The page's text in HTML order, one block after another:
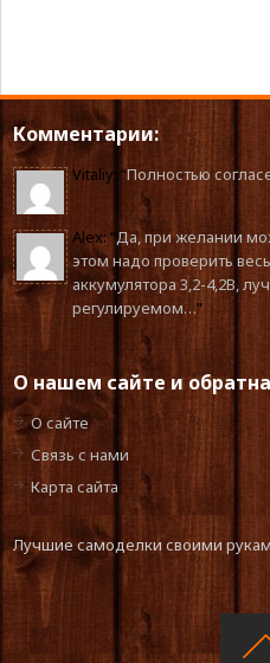
Комментарии:
Vitaliy : “Полностью
Alex: “Да, при желании
этом надо проверить
аккумулятора 3,2-4,2В,
регулируемом…”
О нашем сайте и
О сайте
Связь с нами
Карта сайта
Лучшие самоделки своими